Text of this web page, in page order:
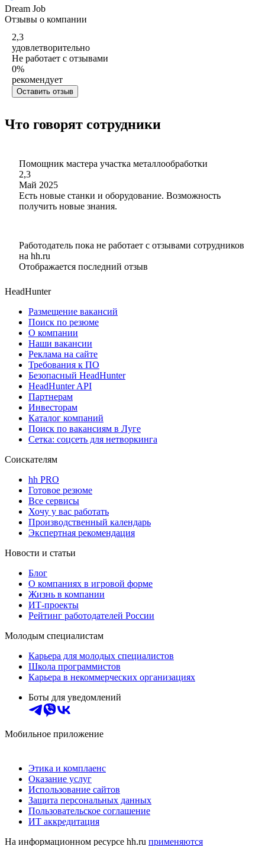
Dream Job
Отзывы о компании
2,3
удовлетворительно
Не работает с отзывами
0%
рекомендует
Оставить отзыв
Что говорят сотрудники
Помощник мастера участка металлообработки
2,3
Май 2025
Есть новые станки и оборудование. Возможность
получить новые знания.
Работодатель пока не работает с отзывами сотрудников
на hh.ru
Отображается последний отзыв
HeadHunter
Размещение вакансий
Поиск по резюме
О компании
Наши вакансии
Реклама на сайте
Требования к ПО
Безопасный HeadHunter
HeadHunter API
Партнерам
Инвесторам
Каталог компаний
Поиск по вакансиям в Луге
Сетка: соцсеть для нетворкинга
Соискателям
hh PRO
Готовое резюме
Все сервисы
Хочу у вас работать
Производственный календарь
Экспертная рекомендация
Новости и статьи
Блог
О компаниях в игровой форме
Жизнь в компании
ИТ-проекты
Рейтинг работодателей России
Молодым специалистам
Карьера для молодых специалистов
Школа программистов
Карьера в некоммерческих организациях
Боты для уведомлений
Мобильное приложение
Этика и комплаенс
Оказание услуг
Использование сайтов
Защита персональных данных
Пользовательское соглашение
ИТ аккредитация
На информационном ресурсе hh.ru применяются